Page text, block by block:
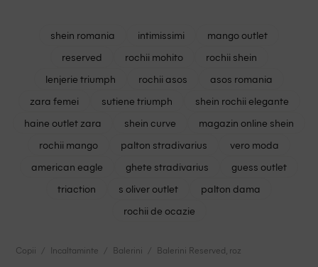
shein romania intimissimi
mango outlet
reserved
rochii mohito
rochii shein
lenjerie triumph
rochii asos
asos romania
zara femei
sutiene triumph
shein rochii elegante
haine outlet zara
shein curve
magazin online shein
rochii mango
palton stradivarius
vero moda
american eagle
ghete stradivarius
guess outlet
triaction
s oliver outlet
palton dama
rochii de ocazie
Copii Incaltaminte Balerini Balerini Reserved, roz